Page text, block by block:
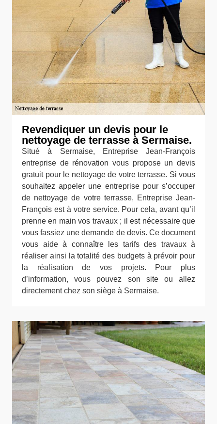
Revendiquer un devis pour le
nettoyage de terrasse à Sermaise.
Situé à Sermaise, Entreprise Jean-François
entreprise de rénovation vous propose un devis
gratuit pour le nettoyage de votre terrasse. Si vous
souhaitez appeler une entreprise pour s’occuper
de nettoyage de votre terrasse, Entreprise Jean-
François est à votre service. Pour cela, avant qu’il
prenne en main vos travaux ; il est nécessaire que
vous fassiez une demande de devis. Ce document
vous aide à connaître les tarifs des travaux à
réaliser ainsi la totalité des budgets à prévoir pour
la réalisation de vos projets. Pour plus
d’information, vous pouvez son site ou allez
directement chez son siège à Sermaise.